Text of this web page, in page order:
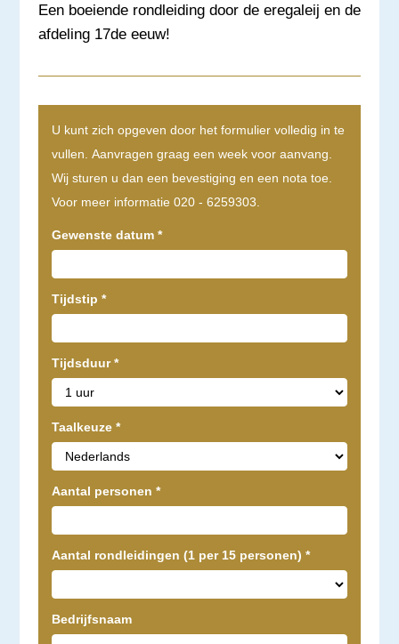
Een boeiende rondleiding door de eregaleij en de
afdeling 17de eeuw!
U kunt zich opgeven door het formulier volledig in te
vullen. Aanvragen graag een week voor aanvang.
Wij sturen u dan een bevestiging en een nota toe.
Voor meer informatie 020 - 6259303.
Gewenste datum *
Tijdstip *
Tijdsduur*
Taalkeuze *
Aantal personen *
Aantal rondleidingen (1 per 15 personen) *
Bedrijfsnaam
I
n
d
i
e
n
j
e
e
e
n
e
n
s
b
e
n
t
l
a